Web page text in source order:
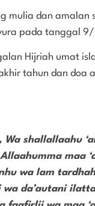
mulia dan
pada tanggal 9/
Hijriah umat
tahun dan doa
shallallaahu
maa
wa lam
wa da’autani